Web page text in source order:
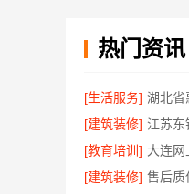
热门资讯
[生活服务]
[建筑装修]
[教育培训]
[建筑装修]